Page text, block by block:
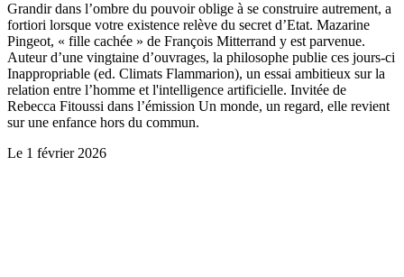
Grandir dans l’ombre du pouvoir oblige à se construire autrement, a
fortiori lorsque votre existence relève du secret d’Etat. Mazarine
Pingeot, « fille cachée » de François Mitterrand y est parvenue.
Auteur d’une vingtaine d’ouvrages, la philosophe publie ces jours-ci
Inappropriable (ed. Climats Flammarion), un essai ambitieux sur la
relation entre l’homme et l'intelligence artificielle. Invitée de
Rebecca Fitoussi dans l’émission Un monde, un regard, elle revient
sur une enfance hors du commun.
Le 1 février 2026